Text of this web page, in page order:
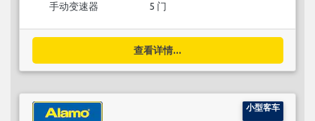
手动变速器 5 门
查看详情...
小型客车